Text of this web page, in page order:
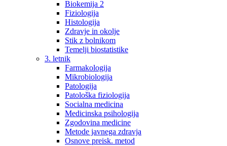
Biokemija 2
Fiziologija
Histologija
Zdravje in okolje
Stik z bolnikom
Temelji biostatistike
3. letnik
Farmakologija
Mikrobiologija
Patologija
Patološka fiziologija
Socialna medicina
Medicinska psihologija
Zgodovina medicine
Metode javnega zdravja
Osnove preisk. metod